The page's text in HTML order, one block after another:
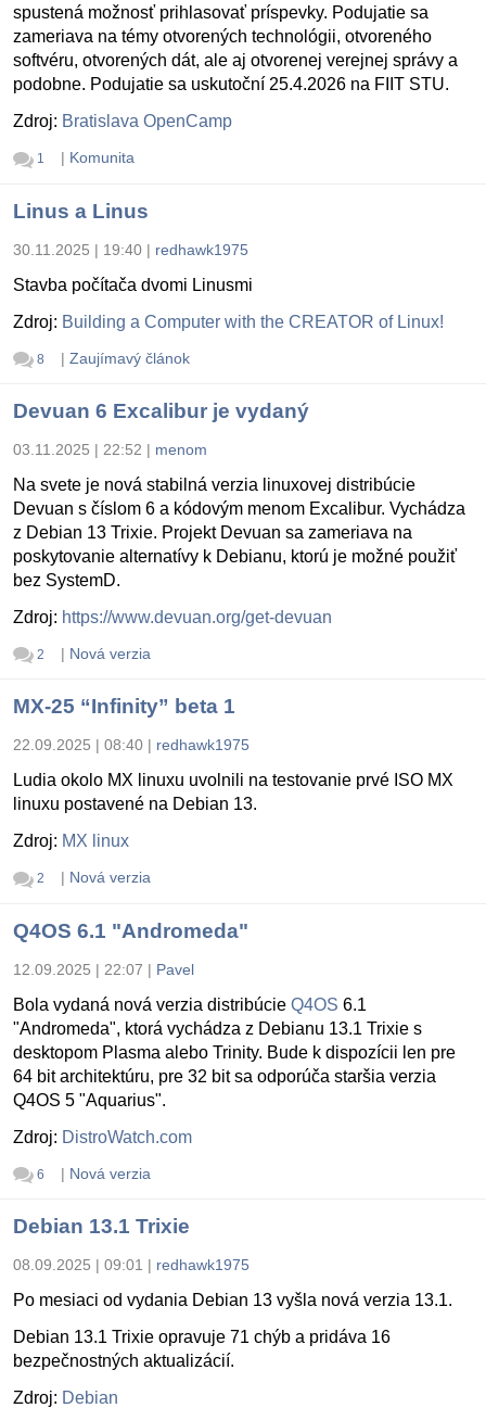
spustená možnosť prihlasovať príspevky. Podujatie sa
zameriava na témy otvorených technológii, otvoreného
softvéru, otvorených dát, ale aj otvorenej verejnej správy a
podobne. Podujatie sa uskutoční 25.4.2026 na FIIT STU.
Zdroj: Bratislava OpenCamp
1 | Komunita
Linus a Linus
30.11.2025 | 19:40 | redhawk1975
Stavba počítača dvomi Linusmi
Zdroj: Building a Computer with the CREATOR of Linux!
8 | Zaujímavý článok
Devuan 6 Excalibur je vydaný
03.11.2025 | 22:52 | menom
Na svete je nová stabilná verzia linuxovej distribúcie
Devuan s číslom 6 a kódovým menom Excalibur. Vychádza
z Debian 13 Trixie. Projekt Devuan sa zameriava na
poskytovanie alternatívy k Debianu, ktorú je možné použiť
bez SystemD.
Zdroj: https://www.devuan.org/get-devuan
2 | Nová verzia
MX-25 “Infinity” beta 1
22.09.2025 | 08:40 | redhawk1975
Ludia okolo MX linuxu uvolnili na testovanie prvé ISO MX
linuxu postavené na Debian 13.
Zdroj: MX linux
2 | Nová verzia
Q4OS 6.1 "Andromeda"
12.09.2025 | 22:07 | Pavel
Bola vydaná nová verzia distribúcie Q4OS 6.1
"Andromeda", ktorá vychádza z Debianu 13.1 Trixie s
desktopom Plasma alebo Trinity. Bude k dispozícii len pre
64 bit architektúru, pre 32 bit sa odporúča staršia verzia
Q4OS 5 "Aquarius".
Zdroj: DistroWatch.com
6 | Nová verzia
Debian 13.1 Trixie
08.09.2025 | 09:01 | redhawk1975
Po mesiaci od vydania Debian 13 vyšla nová verzia 13.1.
Debian 13.1 Trixie opravuje 71 chýb a pridáva 16
bezpečnostných aktualizácií.
Zdroj: Debian